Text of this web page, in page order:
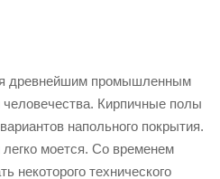
древнейшим промышленным
Кирпичные полы
напольного покрытия.
моется. Со временем
некоторого технического